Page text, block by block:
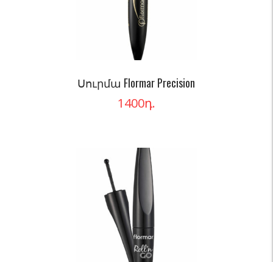
Սուրմա Flormar Precision
1400դ.